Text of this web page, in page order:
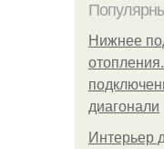
Нижнее
диагонали
Интерьер